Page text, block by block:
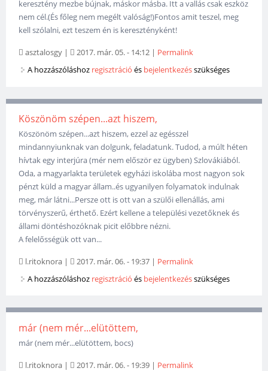
keresztény mezbe bújnak, máskor másba. Itt a vallás csak eszköz
nem cél.(És főleg nem megélt valóság!)Fontos amit teszel, meg
kell szólalni, ezt teszem én is keresztényként!
asztalosgy | 2017. már. 05. - 14:12 | Permalink
A hozzászóláshoz regisztráció és bejelentkezésszükséges
Köszönöm szépen...azt hiszem,
Köszönöm szépen...azt hiszem, ezzel az egésszel
mindannyiunknak van dolgunk, feladatunk. Tudod, a múlt héten
hívtak egy interjúra (mér nem először ez ügyben) Szlovákiából.
Oda, a magyarlakta területek egyházi iskolába most nagyon sok
pénzt küld a magyar állam..és ugyanilyen folyamatok indulnak
meg, már látni...Persze ott is ott van a szülői ellenállás, ami
törvényszerű, érthető. Ezért kellene a települési vezetőknek és
állami döntéshozóknak picit előbbre nézni.
A felelősségük ott van...
l.ritoknora | 2017. már. 06. - 19:37 | Permalink
A hozzászóláshoz regisztráció és bejelentkezésszükséges
már (nem mér...elütöttem,
már (nem mér...elütöttem, bocs)
l.ritoknora | 2017. már. 06. - 19:39 | Permalink